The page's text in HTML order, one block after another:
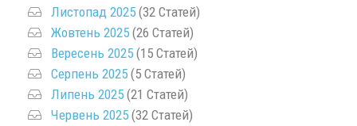
Листопад 2025 (32 Статей)
Жовтень 2025 (26 Статей)
Вересень 2025 (15 Статей)
Серпень 2025 (5 Статей)
Липень 2025 (21 Статей)
Червень 2025 (32 Статей)